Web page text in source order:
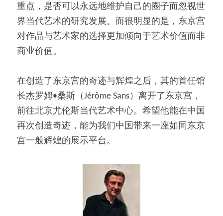
重点，是否可以永远地维护自己的圈子而忽视世
界当代艺术的研究发展。而很明显的是，东京宫
对作品与艺术家的选择更加倾向于艺术价值而非
商业价值。
在创造了东京宫的奇迹与辉煌之后，其的首任馆
长杰罗姆•桑斯（Jérôme Sans）离开了东京宫，
前往北京尤伦斯当代艺术中心。希望他能在中国
再次创造奇迹，能为我们中国带来一座如同东京
宫一般辉煌的展示平台。